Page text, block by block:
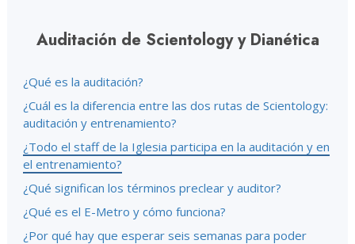
Auditación de Scientology y Dianética
¿Qué es la auditación?
¿Cuál es la diferencia entre las dos rutas de Scientology:
auditación y entrenamiento?
¿Todo el staff de la Iglesia participa en la auditación y en
el entrenamiento?
¿Qué significan los términos preclear y auditor?
¿Qué es el E-Metro y cómo funciona?
¿Por qué hay que esperar seis semanas para poder